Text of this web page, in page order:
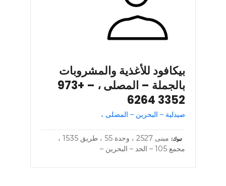
بيكافود للأغذية والمشروبات
بالجملة – المصلى ، – +973
3352 6264
صيدلية – البحرين – المصلى ،
تبوك
مبنى 2527 ، وحدة 55 ، طريق 1535 ،
مجمع 105 – الحد – البحرين –